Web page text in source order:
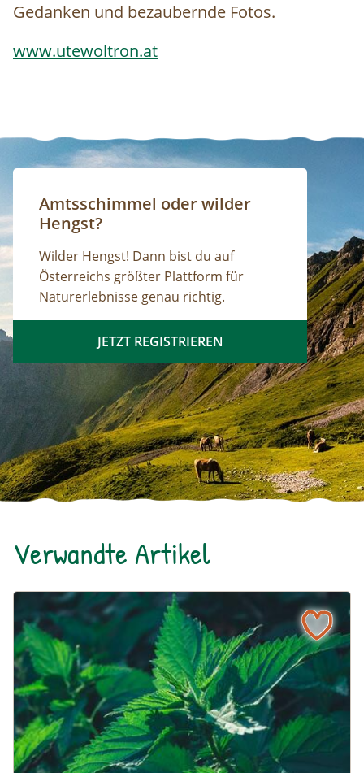
Gedanken und bezaubernde Fotos.
www.utewoltron.at
Amtsschimmel oder wilder
Hengst?
Wilder Hengst! Dann bist du auf
Österreichs größter Plattform für
Naturerlebnisse genau richtig.
JETZT REGISTRIEREN
Verwandte Artikel
Die Brennnessel – Kratzbürstige Perle im Garten